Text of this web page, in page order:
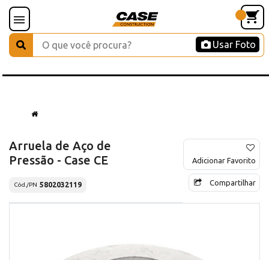
Usar Foto
Arruela de Aço de
Pressão - Case CE
Cód./PN 5802032119
Adicionar Favorito
Compartilhar